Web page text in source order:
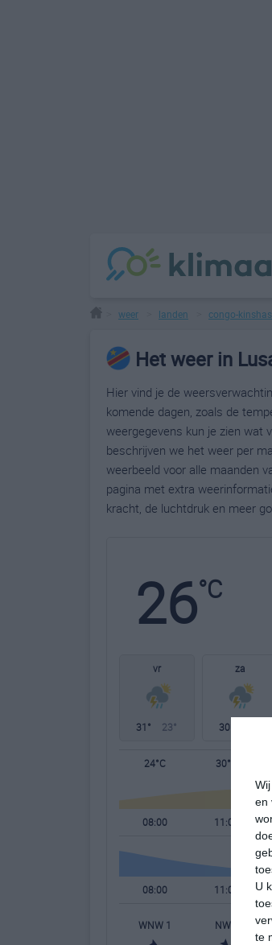
en
U
te
weer landen congo-
Het weer in
Hier vind je de
komende dagen, zoals de
weergegevens kun je zien wat
beschrijven we het weer per
weerbeeld voor alle maanden
pagina met extra
kracht, de luchtdruk en meer
26°C
vr
31° 23°
za
30°
24°C 30°C
08:00 11:00
08:00 11:00
WNW 1 NW 2